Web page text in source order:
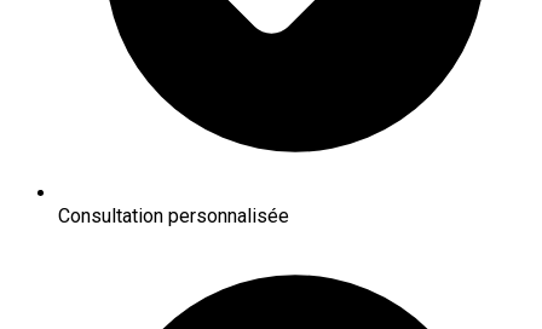
Consultation personnalisée